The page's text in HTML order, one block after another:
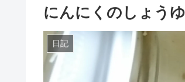
にんにくのしょう
日記